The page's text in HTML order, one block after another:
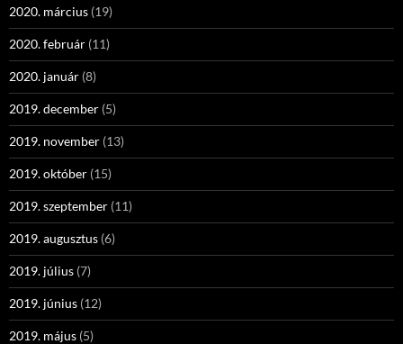
2020. március (19)
2020. február (11)
2020. január (8)
2019. december (5)
2019. november (13)
2019. október (15)
2019. szeptember (11)
2019. augusztus (6)
2019. július (7)
2019. június (12)
2019. május (5)